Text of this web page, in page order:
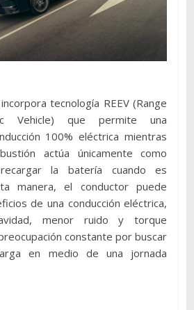
tecnología REEV (Range
Vehicle) que permite una
100% eléctrica mientras
actúa únicamente como
la batería cuando es
manera, el conductor puede
de una conducción eléctrica,
menor ruido y torque
constante por buscar
en medio de una jornada